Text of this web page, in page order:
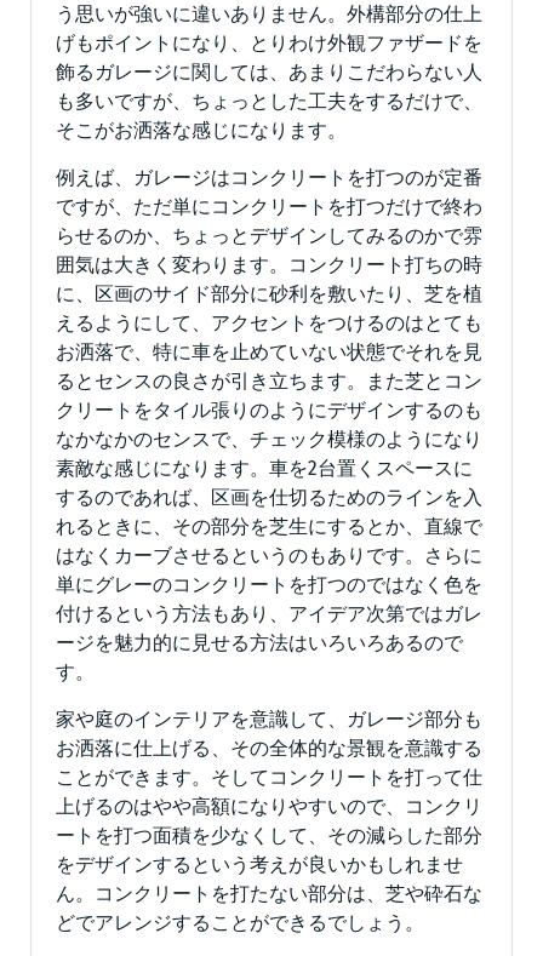
う思いが強いに違いありません。外構部分の仕上
げもポイントになり、とりわけ外観ファザードを
飾るガレージに関しては、あまりこだわらない人
も多いですが、ちょっとした工夫をするだけで、
そこがお洒落な感じになります。
例えば、ガレージはコンクリートを打つのが定番
ですが、ただ単にコンクリートを打つだけで終わ
らせるのか、ちょっとデザインしてみるのかで雰
囲気は大きく変わります。コンクリート打ちの時
に、区画のサイド部分に砂利を敷いたり、芝を植
えるようにして、アクセントをつけるのはとても
お洒落で、特に車を止めていない状態でそれを見
るとセンスの良さが引き立ちます。また芝とコン
クリートをタイル張りのようにデザインするのも
なかなかのセンスで、チェック模様のようになり
素敵な感じになります。車を2台置くスペースに
するのであれば、区画を仕切るためのラインを入
れるときに、その部分を芝生にするとか、直線で
はなくカーブさせるというのもありです。さらに
単にグレーのコンクリートを打つのではなく色を
付けるという方法もあり、アイデア次第ではガレ
ージを魅力的に見せる方法はいろいろあるので
す。
家や庭のインテリアを意識して、ガレージ部分も
お洒落に仕上げる、その全体的な景観を意識する
ことができます。そしてコンクリートを打って仕
上げるのはやや高額になりやすいので、コンクリ
ートを打つ面積を少なくして、その減らした部分
をデザインするという考えが良いかもしれませ
ん。コンクリートを打たない部分は、芝や砕石な
どでアレンジすることができるでしょう。